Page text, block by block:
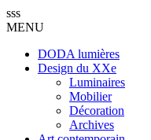
sss
MENU
DODA lumières
Design du XXe
Luminaires
Mobilier
Décoration
Archives